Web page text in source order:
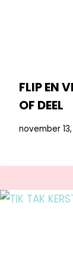
FLIP EN
OF DEEL
november